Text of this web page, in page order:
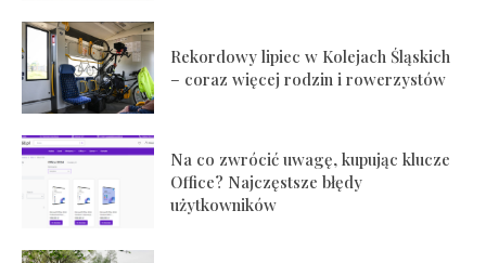
Rekordowy lipiec w Kolejach Śląskich
– coraz więcej rodzin i rowerzystów
Na co zwrócić uwagę, kupując klucze
Office? Najczęstsze błędy
użytkowników